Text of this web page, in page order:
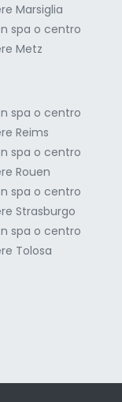
Marsiglia
spa o centro
Metz
spa o centro
Reims
spa o centro
Rouen
spa o centro
Strasburgo
spa o centro
Tolosa